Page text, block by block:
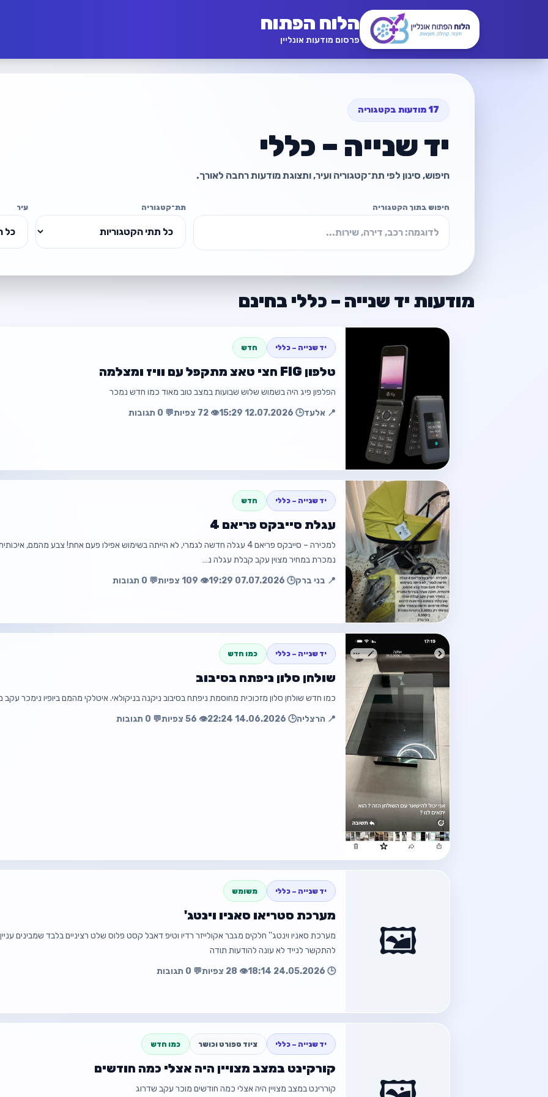
הלוח הפתוח
פרסום מודעות אונליין
17 מודעות בקטגוריה
יד שנייה – כללי
חיפוש, סינון לפי תת־קטגוריה ועיר, ותצוגת מודעות רחבה לאורך.
חיפוש בתוך הקטגוריה תת־קטגוריה עיר
מודעות יד שנייה – כללי בחינם
יד שנייה – כללי חדש
טלפון FIG חצי טאצ מתקפל עם וויז ומצלמה
הפלפון פיג היה בשמוש שלוש שבועות במצב טוב מאוד כמו חדש נמכר
📍 אלעד🕒 12.07.2026 15:29 👁️ 72 צפיות 💬 0 תגובות
יד שנייה – כללי חדש
עגלת סייבקס פריאם 4
למכירה – סייבקס פריאם 4 עגלה חדשה לגמרי, לא הייתה בשימוש אפילו פעם אחת! צבע מהמם,
נמכרת במחיר מצוין עקב קבלת עגלה נ…
📍 בני ברק🕒 07.07.2026 19:29 👁️ 109 צפיות 💬 0 תגובות
חזור
יד שנייה – כללי כמו חדש
שולחן סלון ניפתח בסיבוב
כמו חדש שולחן סלון מזכוכית מחוסמת ניפתח בסיבוב ניקנה בניקולאי. איטלקי מהמם ביופיו נימכר
📍 הרצליה🕒 14.06.2026 22:24 👁️ 56 צפיות 💬 0 תגובות
חזור למודעה
🖼️
יד שנייה – כללי משומש
מערכת סטריאו סאניו וינטג'
מערכת סאניו וינטג'' חלקים מגבר אקולייזר רדיו וטיפ דאבל קסט פלוס שלט רציניים בלבד שמבינים
להתקשר לנייד לא עונה להודעות תודה
🕒 24.05.2026 18:14
👁️ 28 צפיות 💬 0 תגובות
☎️ 0525390326
יד שנייה – כללי ציוד ספורט וכושר כמו חדש
קורקינט במצב מצויין היה אצלי כמה חודשים
קוררינט במצב מצויין היה אצלי כמה חודשים מוכר עקב שדרוג